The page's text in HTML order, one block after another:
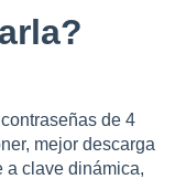
de 4
mejor descarga
a clave dinámica,